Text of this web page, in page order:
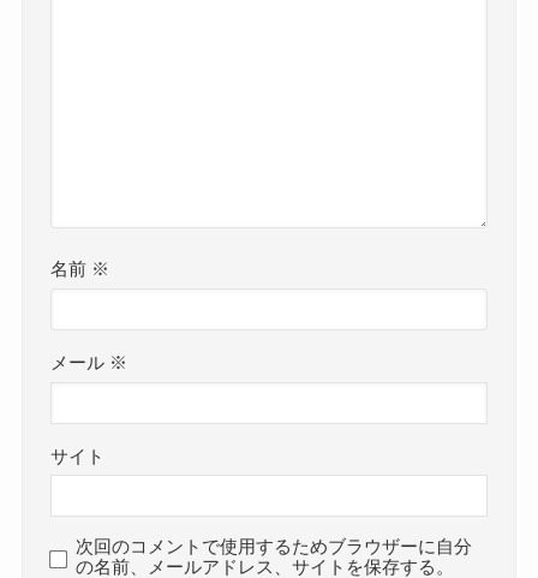
名前 ※
メール ※
サイト
次回のコメントで使用するためブラウザーに自分
の名前、メールアドレス、サイトを保存する。